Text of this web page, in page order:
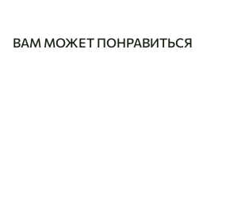
ВАМ МОЖЕТ ПОНРАВИТЬСЯ